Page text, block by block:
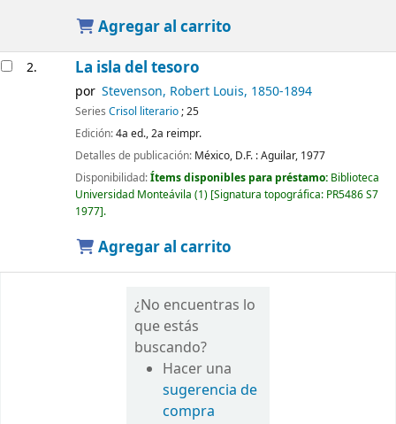
Agregar al carrito
2. La isla del tesoro
por Stevenson, Robert Louis, 1850-1894
Series Crisol literario; 25
Edición:4a ed., 2a reimpr.
Detalles de publicación: México, D.F. :Aguilar, 1977
Disponibilidad:Ítems disponibles para préstamo: Biblioteca
Universidad Monteávila (1) Signatura topográfica: PR5486 S7
1977 .
Agregar al carrito
¿No encuentras lo
que estás
buscando?
Hacer una
sugerencia de
compra